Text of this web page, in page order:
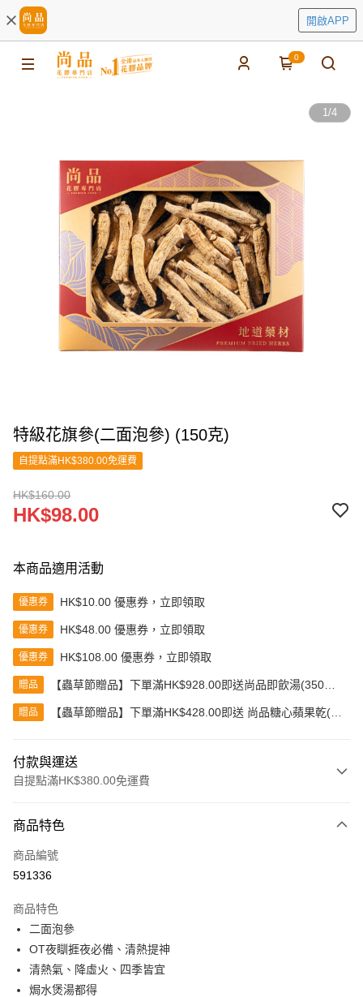
開啟APP
0
1/4
特級花旗參(二面泡參) (150克)
自提點滿HK$380.00免運費
HK$160.00
HK$98.00
本商品適用活動
優惠券 HK$10.00 優惠券，立即領取
優惠券 HK$48.00 優惠券，立即領取
優惠券 HK$108.00 優惠券，立即領取
贈品
【蟲草節贈品】下單滿HK$928.00即送尚品即飲湯(350克)
贈品
【蟲草節贈品】下單滿HK$428.00即送 尚品糖心蘋果乾(80
付款與運送
自提點滿HK$380.00免運費
信用卡
Apple Pay
AlipayHK
PayMe
WeChat Pay
商品特色
商品編號
591336
商品特色
二面泡參
OT夜瞓捱夜必備、清熱提神
清熱氣、降虛火、四季皆宜
焗水煲湯都得